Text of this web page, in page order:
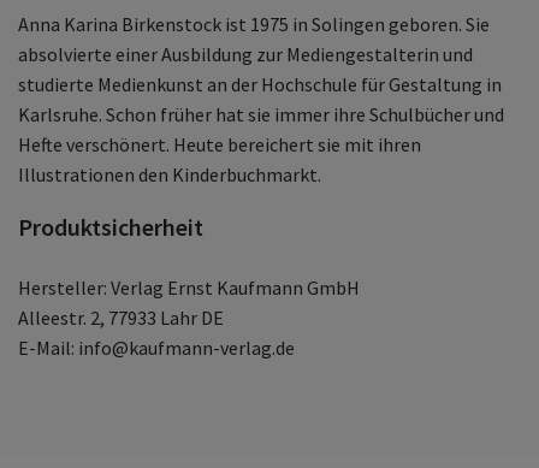
Anna Karina Birkenstock ist 1975 in Solingen geboren. Sie
absolvierte einer Ausbildung zur Mediengestalterin und
studierte Medienkunst an der Hochschule für Gestaltung in
Karlsruhe. Schon früher hat sie immer ihre Schulbücher und
Hefte verschönert. Heute bereichert sie mit ihren
Illustrationen den Kinderbuchmarkt.
Produktsicherheit
Hersteller: Verlag Ernst Kaufmann GmbH
Alleestr. 2, 77933 Lahr DE
E-Mail: info@kaufmann-verlag.de